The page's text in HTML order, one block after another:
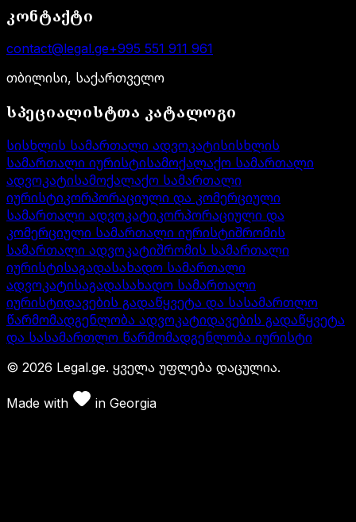
კონტაქტი
contact@legal.ge+995 551 911 961
თბილისი, საქართველო
სპეციალისტთა კატალოგი
სისხლის სამართალი ადვოკატისისხლის
სამართალი იურისტისამოქალაქო სამართალი
ადვოკატისამოქალაქო სამართალი
იურისტიკორპორაციული და კომერციული
სამართალი ადვოკატიკორპორაციული და
კომერციული სამართალი იურისტიშრომის
სამართალი ადვოკატიშრომის სამართალი
იურისტისაგადასახადო სამართალი
ადვოკატისაგადასახადო სამართალი
იურისტიდავების გადაწყვეტა და სასამართლო
წარმომადგენლობა ადვოკატიდავების გადაწყვეტა
და სასამართლო წარმომადგენლობა იურისტი
© 2026 Legal.ge. ყველა უფლება დაცულია.
Made with in Georgia